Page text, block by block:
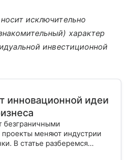
исключительно
характер
инвестиционной
инновационной идеи
безграничными
меняют индустрии
В статье разберемся
помогут превратить